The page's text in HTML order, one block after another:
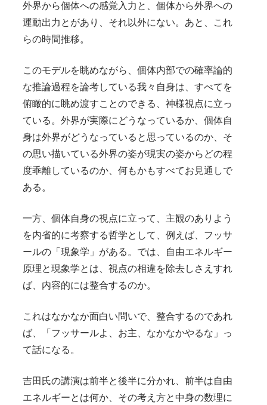
外界から個体への感覚入力と、個体から外界への
運動出力とがあり、それ以外にない。あと、これ
らの時間推移。
このモデルを眺めながら、個体内部での確率論的
な推論過程を論考している我々自身は、すべてを
俯瞰的に眺め渡すことのできる、神様視点に立っ
ている。外界が実際にどうなっているか、個体自
身は外界がどうなっていると思っているのか、そ
の思い描いている外界の姿が現実の姿からどの程
度乖離しているのか、何もかもすべてお見通しで
ある。
一方、個体自身の視点に立って、主観のありよう
を内省的に考察する哲学として、例えば、フッサ
ールの「現象学」がある。では、自由エネルギー
原理と現象学とは、視点の相違を除去しさえすれ
ば、内容的には整合するのか。
これはなかなか面白い問いで、整合するのであれ
ば、「フッサールよ、お主、なかなかやるな」っ
て話になる。
吉田氏の講演は前半と後半に分かれ、前半は自由
エネルギーとは何か、その考え方と中身の数理に